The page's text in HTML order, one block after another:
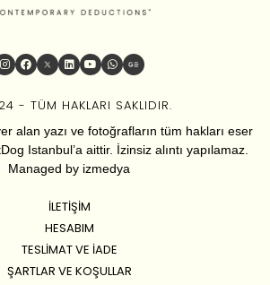
- TÜM HAKLARI SAKLIDIR.
alan yazı ve fotoğrafların tüm hakları eser
Istanbul’a aittir. İzinsiz alıntı yapılamaz.
Managed by izmedya
İLETIŞIM
HESABIM
TESLIMAT VE İADE
ŞARTLAR VE KOŞULLAR